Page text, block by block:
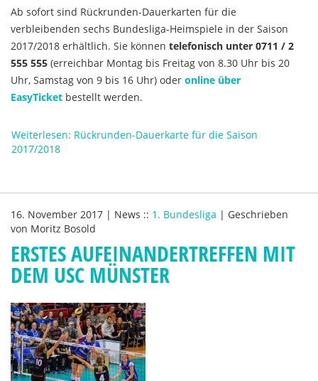
Ab sofort sind Rückrunden-Dauerkarten für die
verbleibenden sechs Bundesliga-Heimspiele in der Saison
2017/2018 erhältlich. Sie können telefonisch unter 0711 / 2
555 555 (erreichbar Montag bis Freitag von 8.30 Uhr bis 20
Uhr, Samstag von 9 bis 16 Uhr) oder online über
EasyTicket bestellt werden.
Weiterlesen: Rückrunden-Dauerkarte für die Saison
2017/2018
16. November 2017 | News :: 1. Bundesliga | Geschrieben
von Moritz Bosold
ERSTES AUFEINANDERTREFFEN MIT
DEM USC MÜNSTER